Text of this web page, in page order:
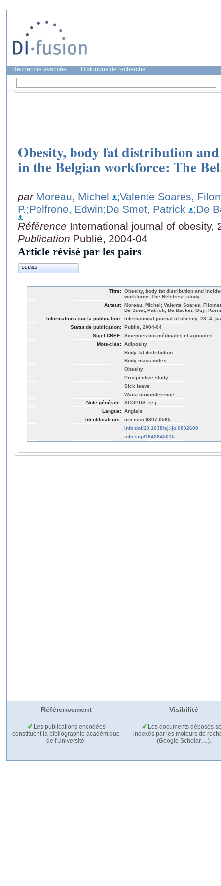
Recherche avancée Historique de recherche
Obesity, body fat distribution
in the Belgian workforce: The
par Moreau, Michel
;Valente Soares,
P.;Pelfrene, Edwin;De Smet, Patrick
;De
Référence International journal of obesity,
Publication Publié, 2004-04
Article révisé par les pairs
DÉTAILS
Titre: Obesity, body fat distribution and
workforce: The Belstress study
Auteur: Moreau, Michel; Valente Soares,
De Smet, Patrick; De Backer, Guy;
Informations sur la publication: International journal of obesity, 28, 4,
Statut de publication: Publié, 2004-04
Sujet CREF: Sciences bio-médicales et agricoles
Mots-clés: Adiposity
Body fat distribution
Body mass index
Obesity
Prospective study
Sick leave
Waist circumference
Note générale: SCOPUS: re.j
Langue: Anglais
Identificateurs: urn:issn:0307-0565
info:doi/10.1038/sj.ijo.0802600
info:scp/1842845015
Référencement Visibilité
Les publications encodées
constituent la bibliographie académique
de l'Université.
Les documents déposés
indexés par les moteurs de
(Google Scholar,…).